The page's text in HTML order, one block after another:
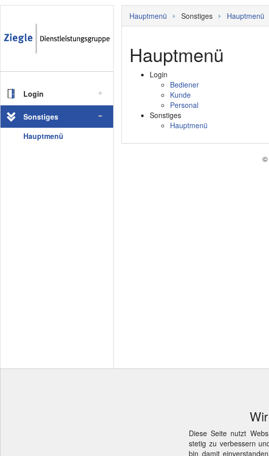
Login
Bediener
Kunde
Sonstiges
Hauptmenü
Hauptmenü Sonstiges Hauptmenü
Hauptmenü
Login
Bediener
Kunde
Personal
Sonstiges
Hauptmenü
©
Diese Seite nutzt
stetig zu verbessern
bin damit